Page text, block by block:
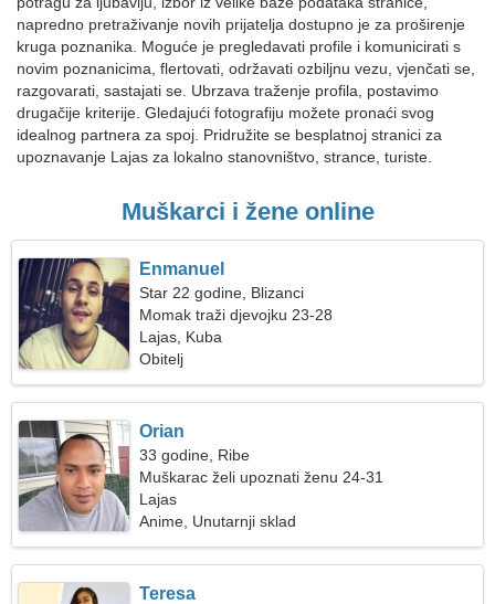
napredno pretraživanje novih prijatelja dostupno je za proširenje
kruga poznanika. Moguće je pregledavati profile i komunicirati s
novim poznanicima, flertovati, održavati ozbiljnu vezu, vjenčati se,
razgovarati, sastajati se. Ubrzava traženje profila, postavimo
drugačije kriterije. Gledajući fotografiju možete pronaći svog
idealnog partnera za spoj. Pridružite se besplatnoj stranici za
upoznavanje Lajas za lokalno stanovništvo, strance, turiste.
Muškarci i žene online
Enmanuel
Star 22 godine, Blizanci
Momak traži djevojku 23-28
Lajas, Kuba
Obitelj
Orian
33 godine, Ribe
Muškarac želi upoznati ženu 24-31
Lajas
Anime, Unutarnji sklad
Teresa